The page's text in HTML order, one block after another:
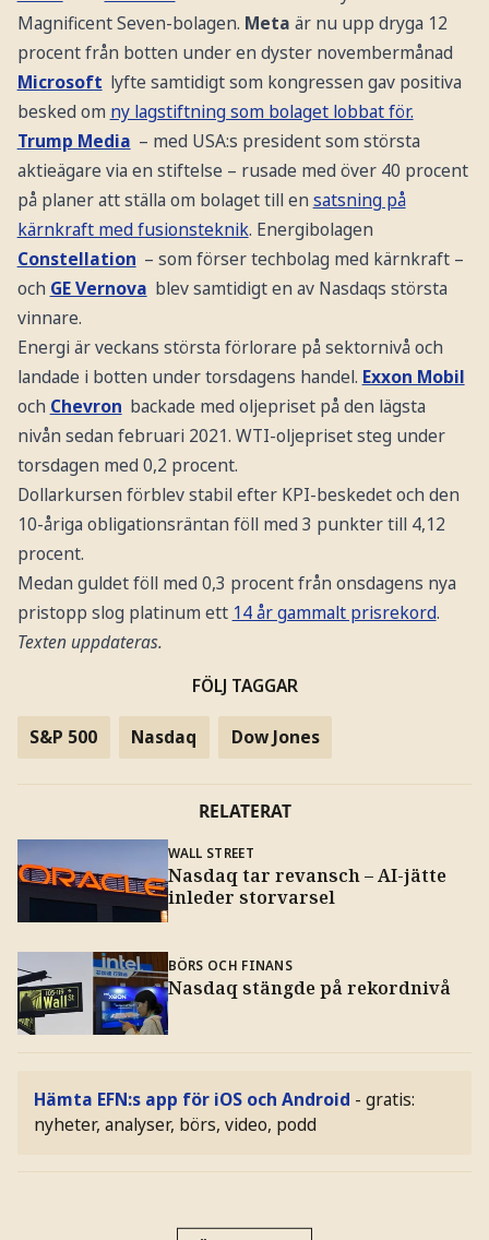
Magnificent Seven-bolagen. Meta är nu upp dryga 12
procent från botten under en dyster novembermånad
Microsoft lyfte samtidigt som kongressen gav positiva
besked om ny lagstiftning som bolaget lobbat för.
Trump Media – med USA:s president som största
aktieägare via en stiftelse – rusade med över 40 procent
på planer att ställa om bolaget till en satsning på
kärnkraft med fusionsteknik. Energibolagen
Constellation – som förser techbolag med kärnkraft –
och GE Vernova blev samtidigt en av Nasdaqs största
vinnare.
Energi är veckans största förlorare på sektornivå och
landade i botten under torsdagens handel. Exxon Mobil
och Chevron backade med oljepriset på den lägsta
nivån sedan februari 2021. WTI-oljepriset steg under
torsdagen med 0,2 procent.
Dollarkursen förblev stabil efter KPI-beskedet och den
10-åriga obligationsräntan föll med 3 punkter till 4,12
procent.
Medan guldet föll med 0,3 procent från onsdagens nya
pristopp slog platinum ett 14 år gammalt prisrekord.
Texten uppdateras.
FÖLJ TAGGAR
S&P 500 Nasdaq Dow Jones
RELATERAT
WALL STREET
Nasdaq tar revansch – AI-jätte
inleder storvarsel
BÖRS OCH FINANS
Nasdaq stängde på rekordnivå
Hämta EFN:s app för iOS och Android - gratis:
nyheter, analyser, börs, video, podd